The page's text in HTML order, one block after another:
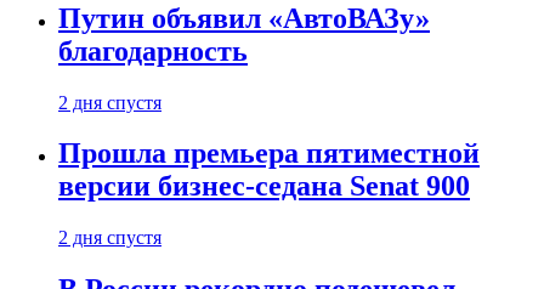
Путин объявил «АвтоВАЗу»
благодарность
2 дня спустя
Прошла премьера пятиместной
версии бизнес-седана Senat 900
2 дня спустя